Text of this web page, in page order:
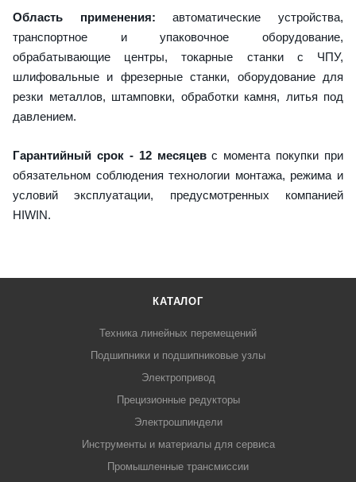
Область применения: автоматические устройства,
транспортное и упаковочное оборудование,
обрабатывающие центры, токарные станки с ЧПУ,
шлифовальные и фрезерные станки, оборудование для
резки металлов, штамповки, обработки камня, литья под
давлением.
Гарантийный срок - 12 месяцевс момента покупки при
обязательном соблюдения технологии монтажа, режима и
условий эксплуатации, предусмотренных компанией
HIWIN.
КАТАЛОГ
Техника линейных перемещений
Подшипники и подшипниковые узлы
Электропривод
Прецизионные редукторы
Электрошпиндели
Инструменты и материалы для сервиса
Промышленные трансмиссии